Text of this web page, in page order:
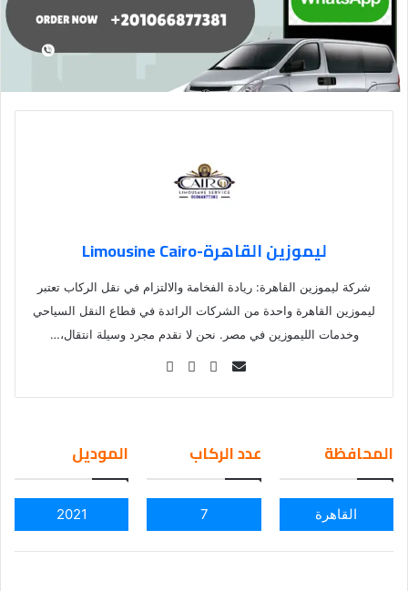
ليموزين القاهرة-Limousine Cairo
شركة ليموزين القاهرة: ريادة الفخامة والالتزام في نقل الركاب تعتبر
ليموزين القاهرة واحدة من الشركات الرائدة في قطاع النقل السياحي
وخدمات الليموزين في مصر. نحن لا نقدم مجرد وسيلة انتقال،…
Se
ail
المحافظة
القاهرة
عدد الركاب
7
الموديل
2021